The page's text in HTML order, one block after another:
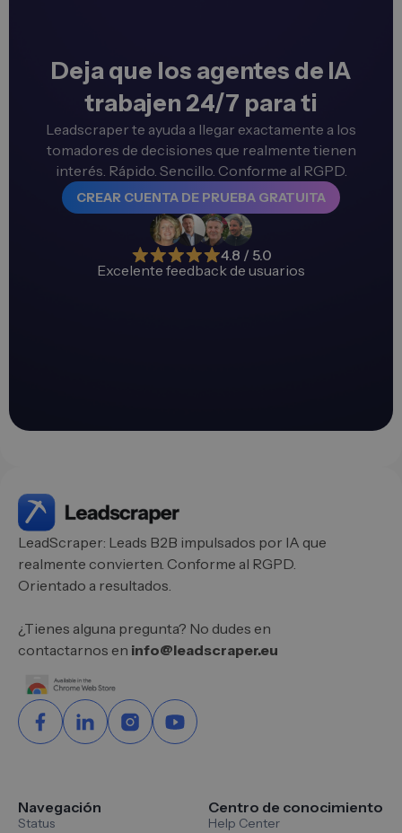
Deja que los agentes de IA
trabajen 24/7 para ti
Leadscraper te ayuda a llegar exactamente a los
tomadores de decisiones que realmente tienen
interés. Rápido. Sencillo. Conforme al RGPD.
CREAR CUENTA DE PRUEBA GRATUITA
4.8 / 5.0
Excelente feedback de usuarios
LeadScraper: Leads B2B impulsados por IA que
realmente convierten. Conforme al RGPD.
Orientado a resultados.
¿Tienes alguna pregunta? No dudes en
contactarnos en info@leadscraper.eu
Navegación
Status
Centro de conocimiento
Help Center